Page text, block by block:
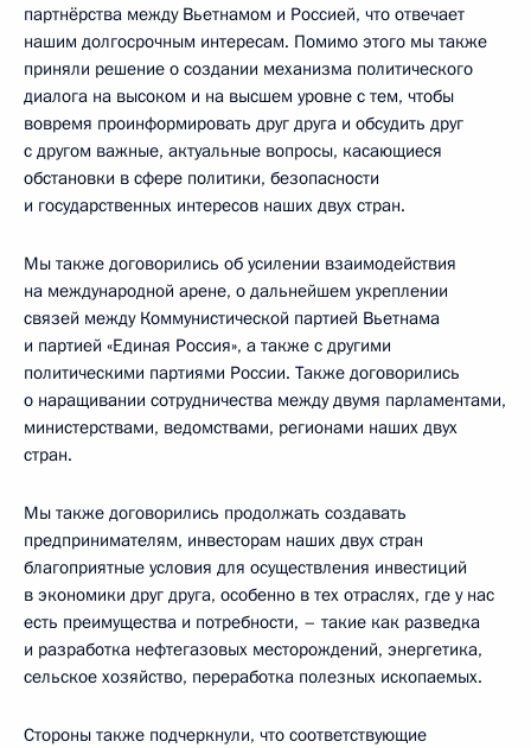
партнёрства между Вьетнамом и Россией, что отвечает
нашим долгосрочным интересам. Помимо этого мы также
приняли решение о создании механизма политического
диалога на высоком и на высшем уровне с тем, чтобы
вовремя проинформировать друг друга и обсудить друг
с другом важные, актуальные вопросы, касающиеся
обстановки в сфере политики, безопасности
и государственных интересов наших двух стран.
Мы также договорились об усилении взаимодействия
на международной арене, о дальнейшем укреплении
связей между Коммунистической партией Вьетнама
и партией «Единая Россия», а также с другими
политическими партиями России. Также договорились
о наращивании сотрудничества между двумя парламентами,
министерствами, ведомствами, регионами наших двух
стран.
Мы также договорились продолжать создавать
предпринимателям, инвесторам наших двух стран
благоприятные условия для осуществления инвестиций
в экономики друг друга, особенно в тех отраслях, где у нас
есть преимущества и потребности, – такие как разведка
и разработка нефтегазовых месторождений, энергетика,
сельское хозяйство, переработка полезных ископаемых.
Стороны также подчеркнули, что соответствующие